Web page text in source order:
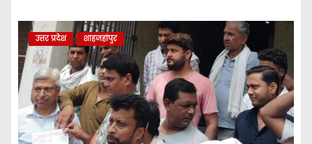
उत्तर प्रदेश शाहजहांपुर